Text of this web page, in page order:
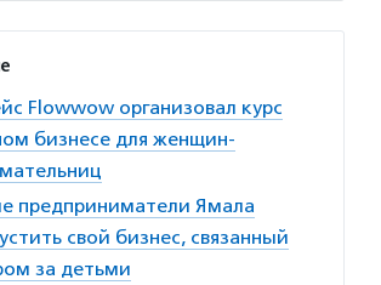
Flowwow организовал курс
бизнесе для женщин-
предприниматели Ямала
свой бизнес, связанный
за детьми